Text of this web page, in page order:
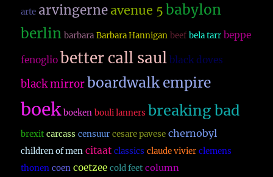
arte arvingerne avenue 5 babylon
berlin barbara Barbara Hannigan beef bela tarr beppe
fenoglio better call saul black doves
black mirror boardwalk empire
boek boeken bouli lanners breaking bad
brexit carcass censuur cesare pavese chernobyl
children of men citaat classics claude vivier clemens
thonen coen coetzee cold feet column